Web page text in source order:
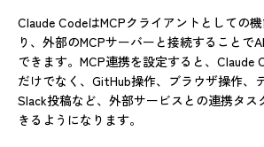
Claude CodeはMCPクライアントとしての
り、外部のMCPサーバーと接続することで
できます。MCP連携を設定すると、Claude
だけでなく、GitHub操作、ブラウザ操作、
Slack投稿など、外部サービスとの連携タス
きるようになります。